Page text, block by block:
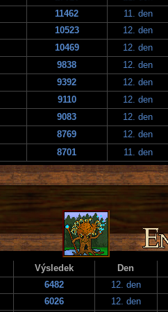
11462
11. den
10523
12. den
10469
12. den
9838
12. den
9392
12. den
9110
12. den
9083
12. den
8769
12. den
8701 11. den
Výsledek
Den
6482
12. den
6026
12. den